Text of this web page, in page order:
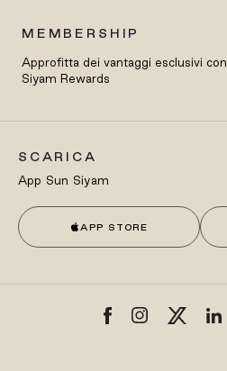
MEMBERSHIP
Approfitta dei vantaggi esclusivi con
Siyam Rewards
SCARICA
App Sun Siyam
APP STORE